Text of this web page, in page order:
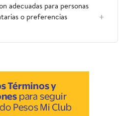
adecuadas para personas
o preferencias